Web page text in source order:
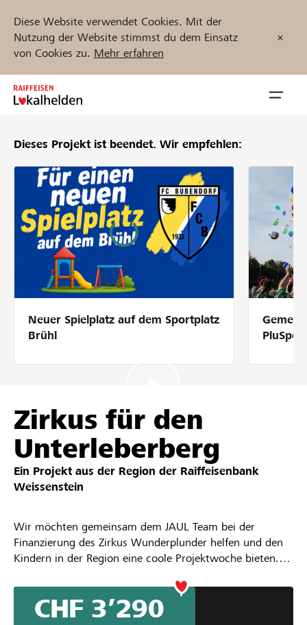
Diese Website verwendet Cookies. Mit der
Nutzung der Website stimmst du dem Einsatz
von Cookies zu. Mehr erfahren
Zum
Inhalt
Unterstützen
Hilfe & Support
Partner / Raiffeisenbank
Anmelden
Registrieren
Projekte und Organisationen finden
Dieses Projekt ist beendet. Wir empfehlen:
Neuer Spielplatz auf dem Sportplatz
Brühl
Zirkus für den
Unterleberberg
Ein Projekt aus der Region der Raiffeisenbank
Weissenstein
Wir möchten gemeinsam dem JAUL Team bei der
Finanzierung des Zirkus Wunderplunder helfen und den
Kindern in der Region eine coole Projektwoche bieten.
Kinder und Jugentliche ab der 1. Klasse statt.
CHF 3’290